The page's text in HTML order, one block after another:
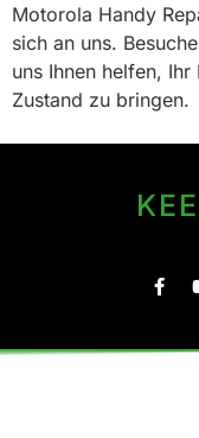
Motorola Handy
sich an uns.
uns Ihnen helfen,
Zustand zu bringen.